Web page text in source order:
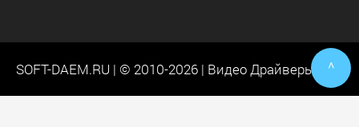
SOFT-DAEM.RU | © 2010-2026 | Видео Драйверы ^